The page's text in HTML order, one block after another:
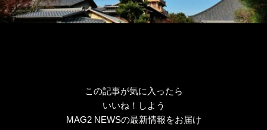
この記事が気に入ったら
いいね！しよう
MAG2 NEWSの最新情報をお届け